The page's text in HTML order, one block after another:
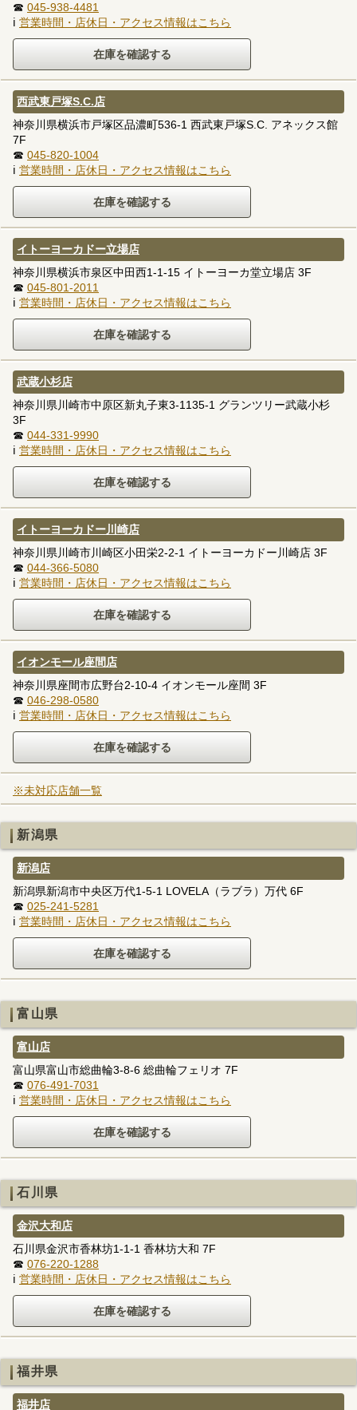
☎ 045-938-4481
ℹ 営業時間・店休日・アクセス情報はこちら
西武東戸塚S.C.店
神奈川県横浜市戸塚区品濃町536-1 西武東戸塚S.C. アネックス館
7F
☎ 045-820-1004
ℹ 営業時間・店休日・アクセス情報はこちら
イトーヨーカドー立場店
神奈川県横浜市泉区中田西1-1-15 イトーヨーカ堂立場店 3F
☎ 045-801-2011
ℹ 営業時間・店休日・アクセス情報はこちら
武蔵小杉店
神奈川県川崎市中原区新丸子東3-1135-1 グランツリー武蔵小杉
3F
☎ 044-331-9990
ℹ 営業時間・店休日・アクセス情報はこちら
イトーヨーカドー川崎店
神奈川県川崎市川崎区小田栄2-2-1 イトーヨーカドー川崎店 3F
☎ 044-366-5080
ℹ 営業時間・店休日・アクセス情報はこちら
イオンモール座間店
神奈川県座間市広野台2-10-4 イオンモール座間 3F
☎ 046-298-0580
ℹ 営業時間・店休日・アクセス情報はこちら
※未対応店舗一覧
新潟県
新潟店
新潟県新潟市中央区万代1-5-1 LOVELA（ラブラ）万代 6F
☎ 025-241-5281
ℹ 営業時間・店休日・アクセス情報はこちら
富山県
富山店
富山県富山市総曲輪3-8-6 総曲輪フェリオ 7F
☎ 076-491-7031
ℹ 営業時間・店休日・アクセス情報はこちら
石川県
金沢大和店
石川県金沢市香林坊1-1-1 香林坊大和 7F
☎ 076-220-1288
ℹ 営業時間・店休日・アクセス情報はこちら
福井県
福井店